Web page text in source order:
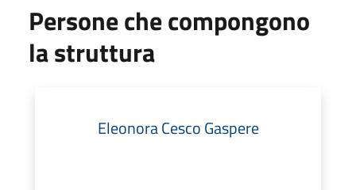
Persone che compongono
la struttura
Eleonora Cesco Gaspere